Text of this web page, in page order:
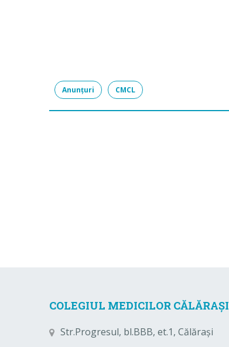
Anunțuri CMCL
COLEGIUL MEDICILOR CĂLĂRAȘI
Str.Progresul, bl.BBB, et.1, Călărași